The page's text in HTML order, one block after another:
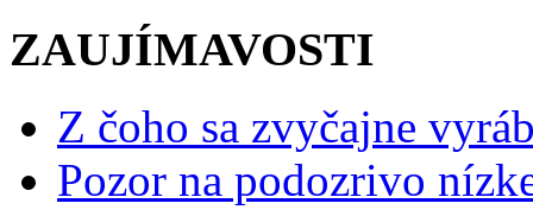
ZAUJÍMAVOSTI
Z čoho sa zvyčajne
Pozor na podozrivo